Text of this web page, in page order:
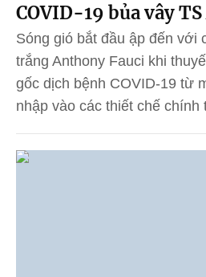
COVID-19 bủa vây
Sóng gió bắt đầu ập đến với
trắng Anthony Fauci khi
gốc dịch bệnh COVID-19 từ
nhập vào các thiết chế chính